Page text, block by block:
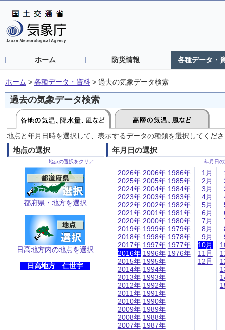
ホーム 防災情報 各種データ・
ホーム > 各種データ・資料 > 過去の気象データ検索
過去の気象データ検索
地点と年月日時を選択して、表示するデータの種類を選択してくだ
地点の選択
地点の選択をクリア
都府県・地方を選択
日高地方内の地点を選択
日高地方 仁世宇
年月日の選択
年月日
2026年
2025年
2024年
2023年
2022年
2021年
2020年
2019年
2018年
2017年
2016年
2015年
2014年
2013年
2012年
2011年
2010年
2009年
2008年
2007年
2006年
2005年
2004年
2003年
2002年
2001年
2000年
1999年
1998年
1997年
1996年
1995年
1994年
1993年
1992年
1991年
1990年
1989年
1988年
1987年
1986年
1985年
1984年
1983年
1982年
1981年
1980年
1979年
1978年
1977年
1976年
1月
2月
3月
4月
5月
6月
7月
8月
9月
10月
11月
12月